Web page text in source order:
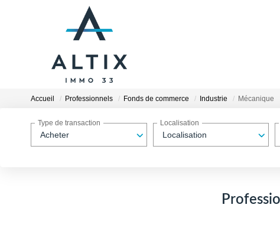
Accueil Professionnels Fonds de commerce Industrie Mécanique
Acheter
Type de transaction
Localisation
Localisation